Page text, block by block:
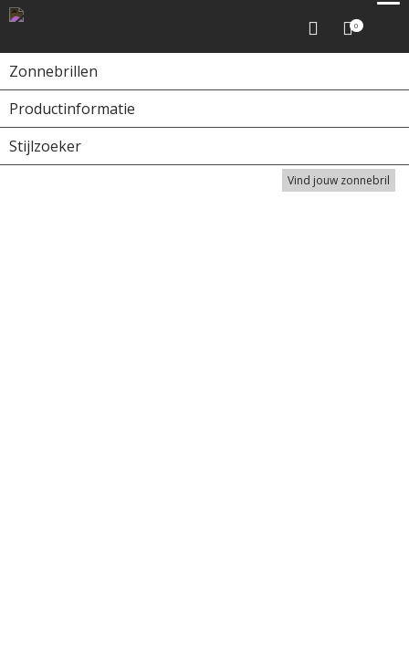
0
Zonnebrillen
Productinformatie
Stijlzoeker
Vind jouw zonnebril